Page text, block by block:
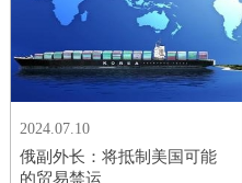
2024.07.10
俄副外长：将抵制美国可能
的贸易禁运